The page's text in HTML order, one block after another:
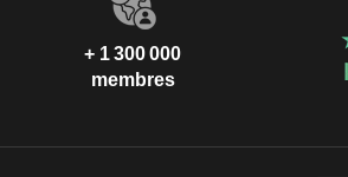
+ 1 300 000
membres